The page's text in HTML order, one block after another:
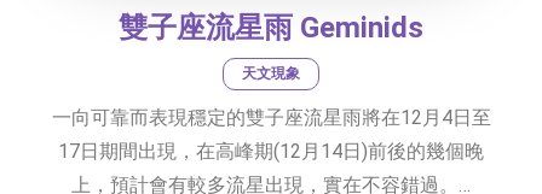
雙子座流星雨 Geminids
天文現象
一向可靠而表現穩定的雙子座流星雨將在12月4日至
17日期間出現，在高峰期(12月14日)前後的幾個晚
上，預計會有較多流星出現，實在不容錯過。…